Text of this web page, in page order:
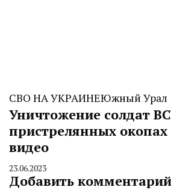
СВО НА УКРАИНЕЮжный Урал
Уничтожение солдат
пристрелянных
видео
By
CHELINDUSTRY
23.06.2023
Добавить комментарий